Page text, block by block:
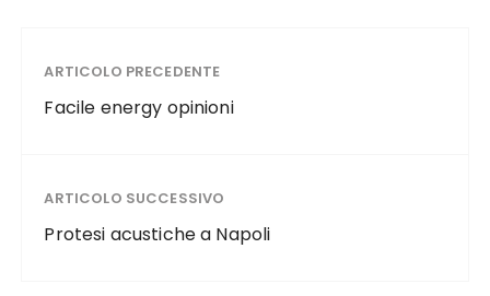
ARTICOLO PRECEDENTE
Facile energy opinioni
ARTICOLO SUCCESSIVO
Protesi acustiche a Napoli